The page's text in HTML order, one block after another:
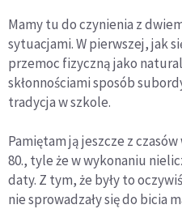
Mamy tu do czynienia z
sytuacjami. W pierwszej, jak
przemoc fizyczną jako
skłonnościami sposób
tradycja w szkole.
Pamiętam ją jeszcze z
80., tyle że w wykonaniu
daty. Z tym, że były to
nie sprowadzały się do bicia